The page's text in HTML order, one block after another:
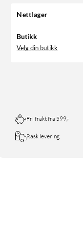
Nettlager
Butikk
Velg din butikk
Fri frakt fra 599,-
Rask levering